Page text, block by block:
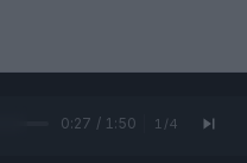
0:28 / 1:50 1 /4